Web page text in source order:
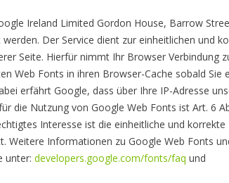
Ireland Limited Gordon House, Barrow
Der Service dient zur einheitlichen und
Seite. Hierfür nimmt Ihr Browser Verbindung
Web Fonts in ihren Browser-Cache sobald Sie
erfährt Google, dass über Ihre IP-Adresse
die Nutzung von Google Web Fonts ist Art. 6
Interesse ist die einheitliche und korrekte
Weitere Informationen zu Google Web Fonts
unter: developers.google.com/fonts/faq und